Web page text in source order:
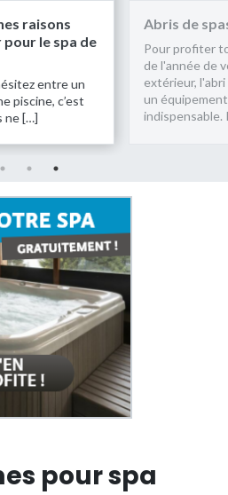
spas
tout au long
de votre spa
l'abri de spa est
Il […]
Les
d’abris de
L’heure est
choisir votre
et vous vous
parmi toutes
pour spa